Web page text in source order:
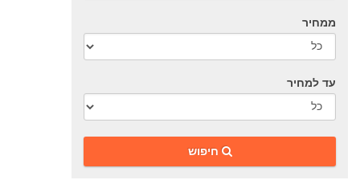
ממחיר
עד למחיר
‎חיפוש